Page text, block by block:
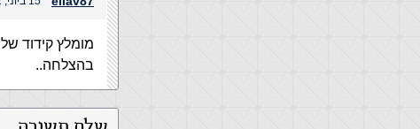
מומלץ קידוד של UTF-8 ותקרא את המדריך שבלינק שכתבו מעליי
בהצלחה..